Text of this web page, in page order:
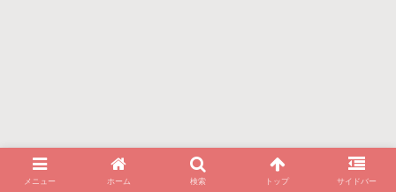
メニュー ホーム 検索 トップ サイドバー